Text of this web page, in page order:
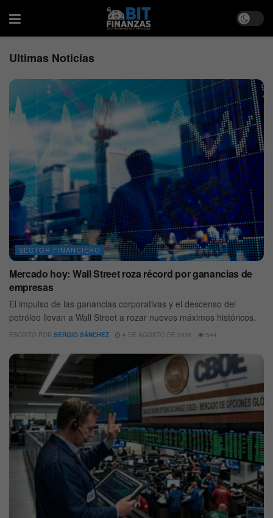
Ultimas Noticias
SECTOR FINANCIERO
Mercado hoy: Wall Street roza récord por ganancias de
empresas
El impulso de las ganancias corporativas y el descenso del
petróleo llevan a Wall Street a rozar nuevos máximos históricos.
ESCRITO POR SERGIO SÁNCHEZ 4 DE AGOSTO DE 2026 544